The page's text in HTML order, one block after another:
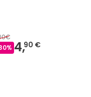
% 4,90 €